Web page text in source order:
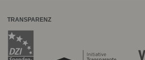
TRANSPARENZ